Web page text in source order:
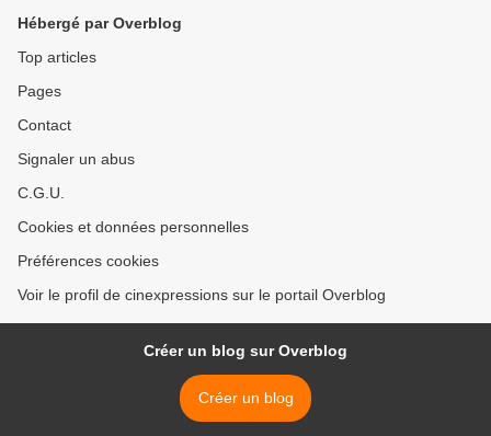
Hébergé par Overblog
Top articles
Pages
Contact
Signaler un abus
C.G.U.
Cookies et données personnelles
Préférences cookies
Voir le profil de cinexpressions sur le portail Overblog
Créer un blog sur Overblog
Créer un blog